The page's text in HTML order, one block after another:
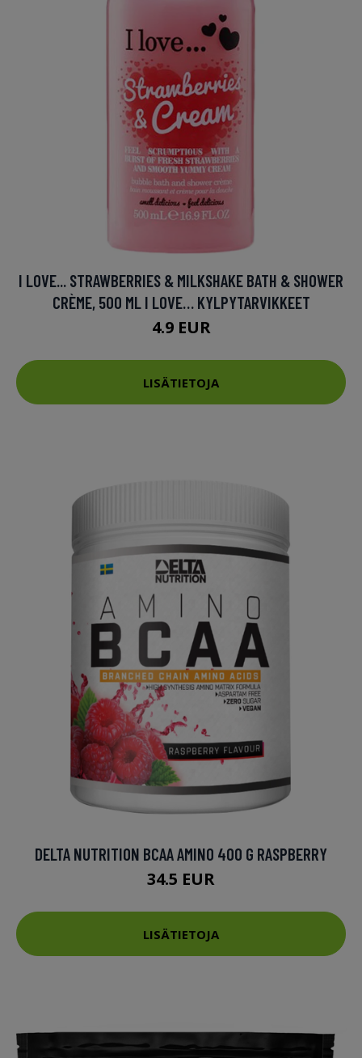
I LOVE... STRAWBERRIES & MILKSHAKE BATH & SHOWER
CRÈME, 500 ML I LOVE… KYLPYTARVIKKEET
4.9 EUR
LISÄTIETOJA
DELTA NUTRITION BCAA AMINO 400 G RASPBERRY
34.5 EUR
LISÄTIETOJA